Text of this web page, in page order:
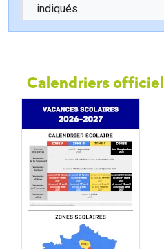
indiqués.
Calendriers